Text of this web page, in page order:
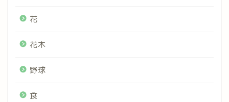
花
花木
野球
食